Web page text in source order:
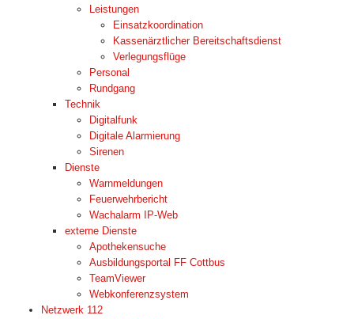
Leistungen
Einsatzkoordination
Kassenärztlicher Bereitschaftsdienst
Verlegungsflüge
Personal
Rundgang
Technik
Digitalfunk
Digitale Alarmierung
Sirenen
Dienste
Warnmeldungen
Feuerwehrbericht
Wachalarm IP-Web
externe Dienste
Apothekensuche
Ausbildungsportal FF Cottbus
TeamViewer
Webkonferenzsystem
Netzwerk 112